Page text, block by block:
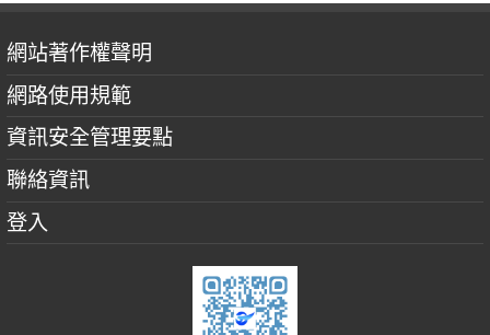
網站著作權聲明
網路使用規範
資訊安全管理要點
聯絡資訊
登入